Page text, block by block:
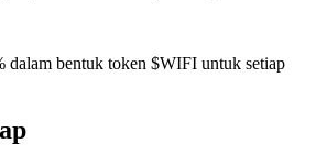
dalam bentuk token $WIFI untuk setiap